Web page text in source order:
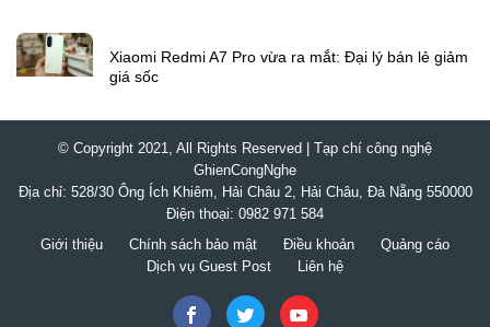
Xiaomi Redmi A7 Pro vừa ra mắt: Đại lý bán lẻ giảm
giá sốc
© Copyright 2021, All Rights Reserved | Tạp chí công nghệ
GhienCongNghe
Địa chỉ: 528/30 Ông Ích Khiêm, Hải Châu 2, Hải Châu, Đà Nẵng 550000
Điện thoại: 0982 971 584
Giới thiệu
Chính sách bảo mật Điều khoản
Quảng cáo
Dịch vụ Guest Post
Liên hệ